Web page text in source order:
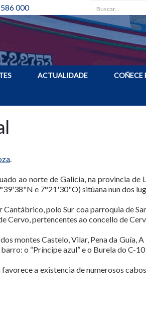
000 Buscar
ACTUALIDADE COÑECE
.
ao norte de Galicia, na provincia de
e 7°21'30"O) sitúana nun dos
polo Sur coa parroquia de
Cervo, pertencentes ao concello de
montes Castelo, Vilar, Pena da
o “Príncipe azul” e o Burela do C-
a existencia de numerosos